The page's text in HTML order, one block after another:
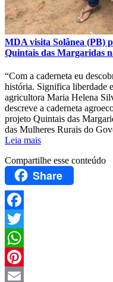
MDA visita Solânea (PB)
Quintais das Margaridas
“Com a caderneta eu
história. Significa liberdade
agricultora Maria Helena
descreve a caderneta
projeto Quintais das
das Mulheres Rurais do
Leia mais
Compartilhe esse conteúdo
Share
Facebook
Twitter
WhatsApp
Pinterest